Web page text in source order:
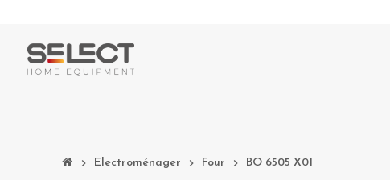
chevron_right Electroménager chevron_right Four chevron_right BO 6505 X01